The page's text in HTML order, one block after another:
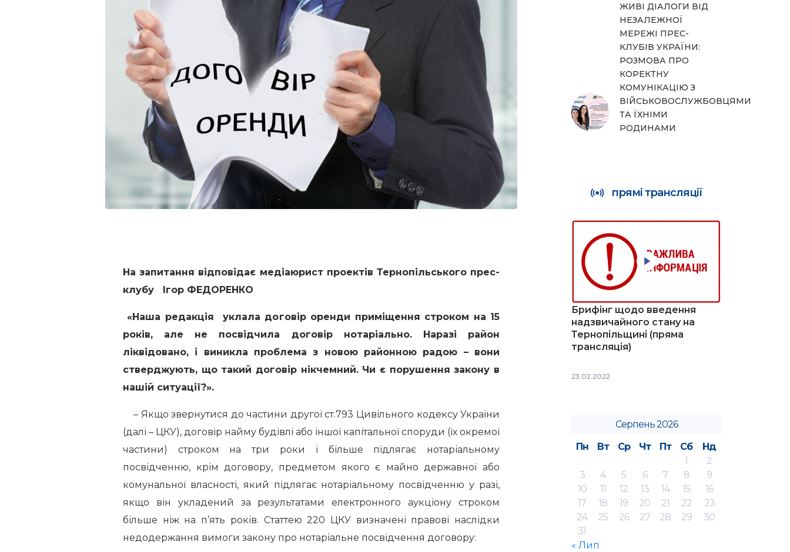
На запитання відповідає медіаюрист проектів Тернопільського прес-
клубу Ігор ФЕДОРЕНКО
«Наша редакція уклала договір оренди приміщення строком на 15
років, але не посвідчила договір нотаріально. Наразі район
ліквідовано, і виникла проблема з новою районною радою – вони
стверджують, що такий договір нікчемний. Чи є порушення закону в
нашій ситуації?».
– Якщо звернутися до частини другої ст.793 Цивільного кодексу України
(далі – ЦКУ), договір найму будівлі або іншої капітальної споруди (їх окремої
частини) строком на три роки і більше підлягає нотаріальному
посвідченню, крім договору, предметом якого є майно державної або
комунальної власності, який підлягає нотаріальному посвідченню у разі,
якщо він укладений за результатами електронного аукціону строком
більше ніж на п’ять років. Статтею 220 ЦКУ визначені правові наслідки
недодержання вимоги закону про нотаріальне посвідчення договору:
ЖИВІ ДІАЛОГИ ВІД
НЕЗАЛЕЖНОЇ
МЕРЕЖІ ПРЕС-
КЛУБІВ УКРАЇНИ:
РОЗМОВА ПРО
КОРЕКТНУ
КОМУНІКАЦІЮ З
ВІЙСЬКОВОСЛУЖБОВЦЯМИ
ТА ЇХНІМИ
РОДИНАМИ
прямі трансляції
Брифінг щодо введення
надзвичайного стану на
Тернопільщині (пряма
трансляція)
23.02.2022
Серпень 2026
Пн
Вт Ср Чт Пт Сб
Нд
1
2
3
4 5 6 7 8
9
10
11 12 13 14 15
16
17
18 19 20 21 22
23
24
25 26 27 28 29
30
31
« Лип